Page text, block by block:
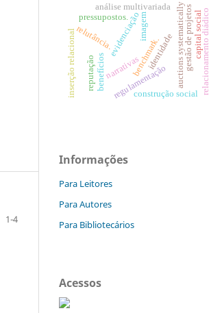
1-4
auctions systematically
benchmark.
evidenciação
benefícios regulamentação
relutância.
narrativas
construção social
análise multivariada
pressupostos.
reputação
imagem
identidade
inserção relacional relacionamento diádico
gestão de projetoscapital social
Informações
Para Leitores
Para Autores
Para Bibliotecários
Acessos